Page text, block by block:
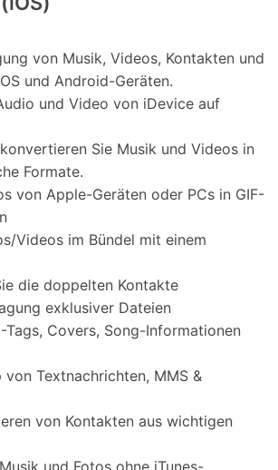
von Musik, Videos, Kontakten und
und Android-Geräten.
und Video von iDevice auf
Sie Musik und Videos in
Formate.
von Apple-Geräten oder PCs in GIF-
Videos im Bündel mit einem
die doppelten Kontakte
exklusiver Dateien
Tags, Covers, Song-Informationen
Textnachrichten, MMS &
von Kontakten aus wichtigen